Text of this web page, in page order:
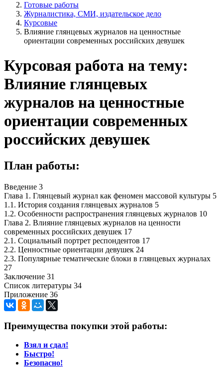
Готовые работы
Журналистика, СМИ, издательское дело
Курсовые
Влияние глянцевых журналов на ценностные
ориентации современных российских девушек
Курсовая работа на тему:
Влияние глянцевых
журналов на ценностные
ориентации современных
российских девушек
План работы:
Введение 3
Глава 1. Глянцевый журнал как феномен массовой культуры 5
1.1. История создания глянцевых журналов 5
1.2. Особенности распространения глянцевых журналов 10
Глава 2. Влияние глянцевых журналов на ценности
современных российских девушек 17
2.1. Социальный портрет респондентов 17
2.2. Ценностные ориентации девушек 24
2.3. Популярные тематические блоки в глянцевых журналах
27
Заключение 31
Список литературы 34
Приложение 36
Преимущества покупки этой работы:
Взял и сдал!
Быстро!
Безопасно!